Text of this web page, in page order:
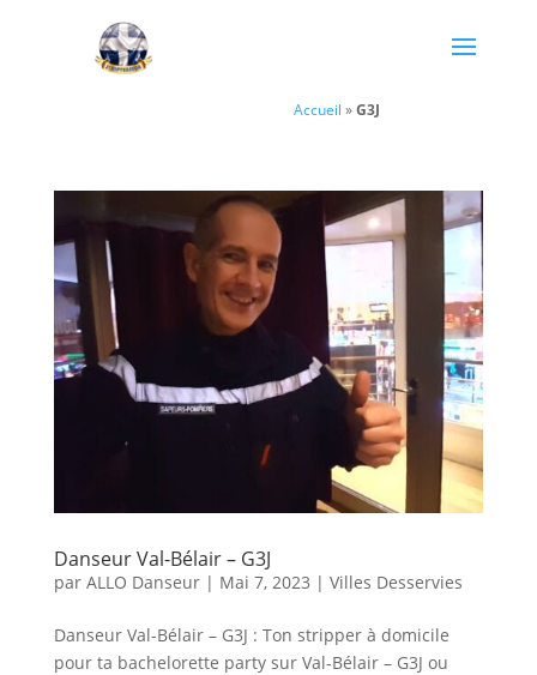
Accueil »G3J
Danseur Val-Bélair – G3J
par ALLO Danseur| Mai 7, 2023 | Villes Desservies
Danseur Val-Bélair – G3J : Ton stripper à domicile
pour ta bachelorette party sur Val-Bélair – G3J ou